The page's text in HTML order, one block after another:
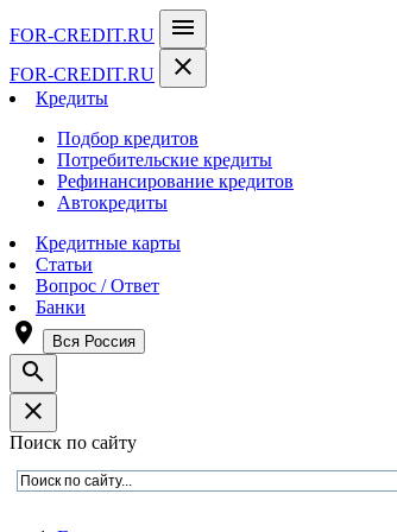
FOR-CREDIT.RU menu
FOR-CREDIT.RU close
Кредиты
Подбор кредитов
Потребительские кредиты
Рефинансирование кредитов
Автокредиты
Кредитные карты
Статьи
Вопрос / Ответ
Банки
room Вся Россия
search
close
Поиск по сайту